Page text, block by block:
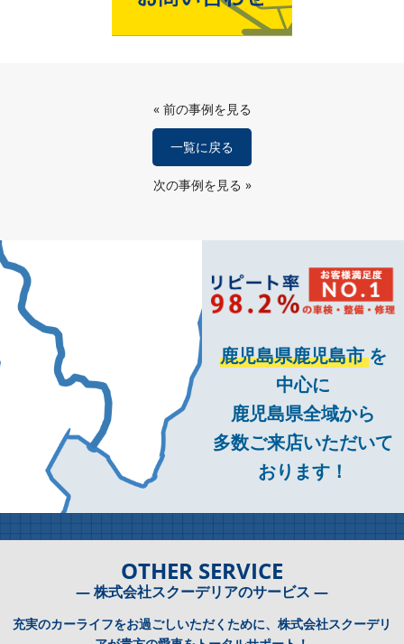
« 前の事例を見る
一覧に戻る
次の事例を見る »
鹿児島県鹿児島市を
中心に
鹿児島県全域から
多数ご来店いただいて
おります！
OTHER SERVICE
― 株式会社スクーデリアのサービス ―
充実のカーライフをお過ごしいただくために、株式会社スクーデリ